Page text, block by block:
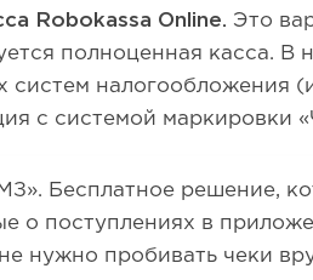
Robokassa Online. Это
полноценная касса. В
систем налогообложения
с системой маркировки
Бесплатное решение,
о поступлениях в
нужно пробивать чеки